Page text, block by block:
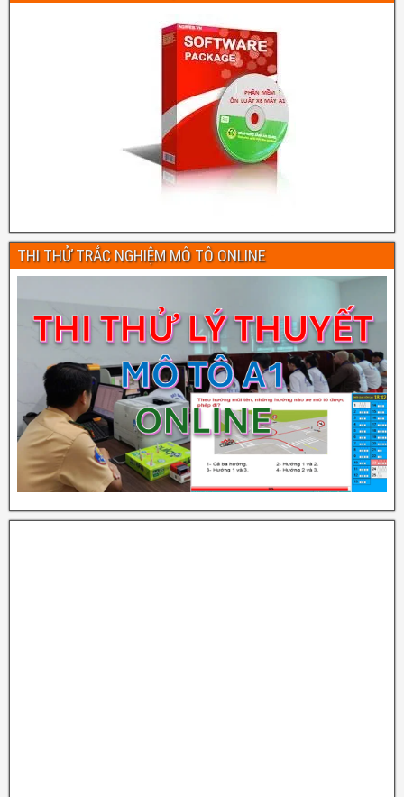
THI THỬ TRẮC NGHIỆM MÔ TÔ ONLINE